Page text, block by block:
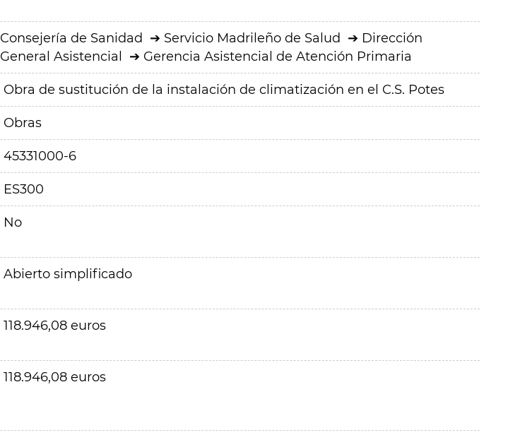
Consejería de Sanidad Servicio Madrileño de Salud
Dirección
General Asistencial
Gerencia Asistencial de Atención Primaria
Obra de sustitución de la instalación de climatización en el C.S. Potes
Obras
45331000-6
ES300
No
Abierto simplificado
118.946,08 euros
118.946,08 euros